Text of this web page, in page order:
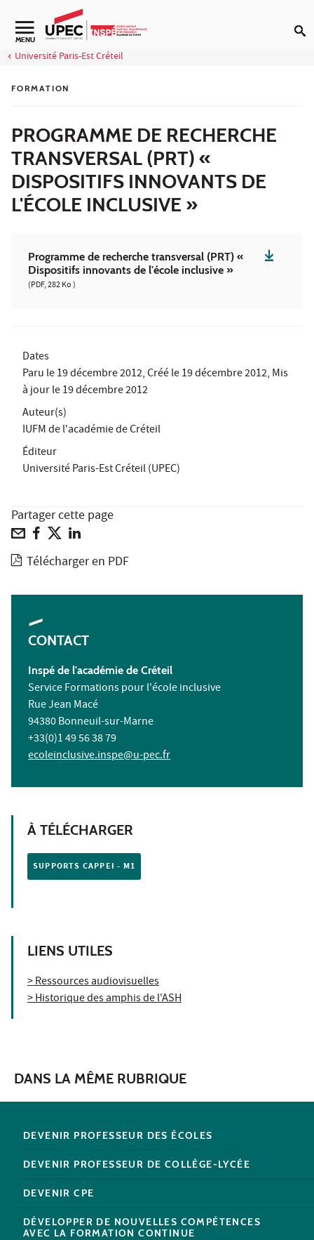
Aller au contenu
Navigation secondaire
MENU
Université Paris-Est Créteil
FORMATION
PROGRAMME DE RECHERCHE
TRANSVERSAL (PRT) «
DISPOSITIFS INNOVANTS DE
L'ÉCOLE INCLUSIVE »
Programme de recherche transversal (PRT) «
Dispositifs innovants de l'école inclusive »
(PDF, 282 Ko )
Dates
Paru le19 décembre 2012, Créé le19 décembre 2012, Mis
à jour le19 décembre 2012
Auteur(s)
IUFM de l'académie de Créteil
Éditeur
Université Paris-Est Créteil (UPEC)
Partager cette page
Télécharger en PDF
CONTACT
Inspé de l'académie de Créteil
Service Formations pour l'école inclusive
Rue Jean Macé
94380 Bonneuil-sur-Marne
+33(0)1 49 56 38 79
ecoleinclusive.inspe@u-pec.fr
À TÉLÉCHARGER
SUPPORTS CAPPEI - M1
LIENS UTILES
> Ressources audiovisuelles
> Historique des amphis de l'ASH
DANS LA MÊME RUBRIQUE
DEVENIR PROFESSEUR DES ÉCOLES
DEVENIR PROFESSEUR DE COLLÈGE-LYCÉE
DEVENIR CPE
DÉVELOPPER DE NOUVELLES COMPÉTENCES
AVEC LA FORMATION CONTINUE